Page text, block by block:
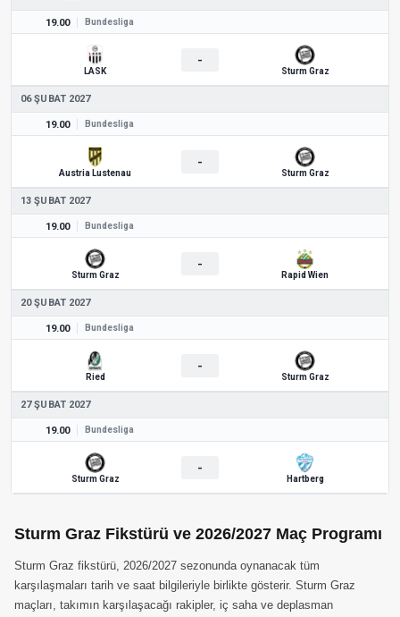
19.00 Bundesliga
LASK
-
Sturm Graz
06 ŞUBAT 2027
19.00 Bundesliga
Austria Lustenau
-
Sturm Graz
13 ŞUBAT 2027
19.00 Bundesliga
Sturm Graz
-
Rapid Wien
20 ŞUBAT 2027
19.00 Bundesliga
Ried
-
Sturm Graz
27 ŞUBAT 2027
19.00 Bundesliga
Sturm Graz
-
Hartberg
Sturm Graz Fikstürü ve 2026/2027 Maç Programı
Sturm Graz fikstürü, 2026/2027 sezonunda oynanacak tüm
karşılaşmaları tarih ve saat bilgileriyle birlikte gösterir. Sturm Graz
maçları, takımın karşılaşacağı rakipler, iç saha ve deplasman